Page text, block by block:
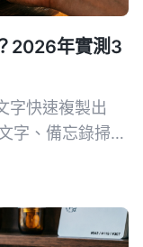
2026年實測3
字快速複製出
字、備忘錄掃描